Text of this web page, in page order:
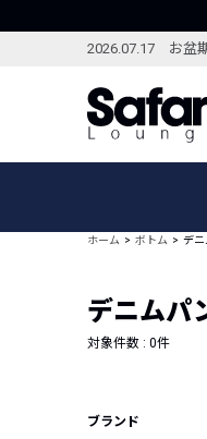
2026.07.17 お盆
ブランドから探す
新着アイテム
編集部のおすすめア
セール
ホーム ボトム デニ
デニムパ
対象件数 : 0件
ブランド